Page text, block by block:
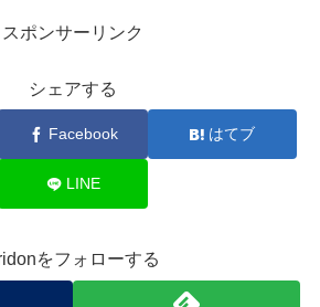
スポンサーリンク
シェアする
Facebook はてブ
LINE
をフォローする